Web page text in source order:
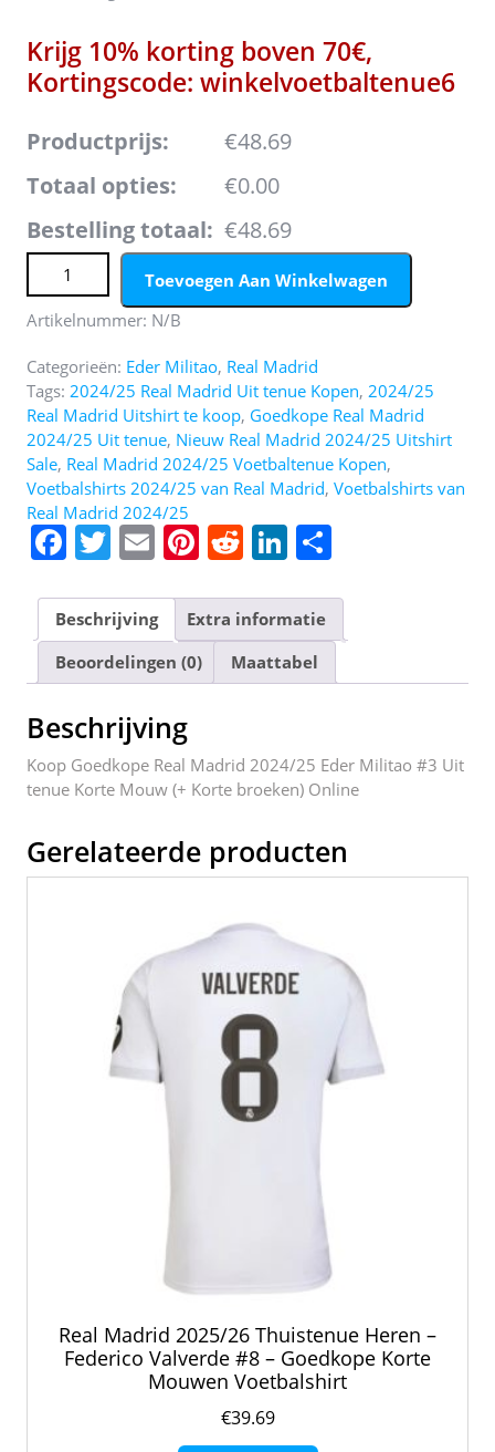
Krijg 10% korting boven 70€,
Kortingscode: winkelvoetbaltenue6
Productprijs:
€48.69
Totaal opties:
€0.00
Bestelling totaal: €48.69
Koop Goedkope Real Madrid 2024/25 Eder Militao #3 Uit
tenue Korte Mouw (+ Korte broeken) Online aantal
Toevoegen Aan Winkelwagen
Artikelnummer: N/B
Categorieën: Eder Militao, Real Madrid
Tags: 2024/25 Real Madrid Uit tenue Kopen, 2024/25
Real Madrid Uitshirt te koop, Goedkope Real Madrid
2024/25 Uit tenue, Nieuw Real Madrid 2024/25 Uitshirt
Sale, Real Madrid 2024/25 Voetbaltenue Kopen,
Voetbalshirts 2024/25 van Real Madrid, Voetbalshirts van
Real Madrid 2024/25
F
c
e
b
o
o
k
T
itt
er
E
ai
l
Pi
er
e
st
R
d
di
t
Li
k
e
dI
e
n
Beschrijving
Extra informatie
Beoordelingen (0)
Maattabel
Beschrijving
Koop Goedkope Real Madrid 2024/25 Eder Militao #3 Uit
tenue Korte Mouw (+ Korte broeken) Online
Gerelateerde producten
Real Madrid 2025/26 Thuistenue Heren –
Federico Valverde #8 – Goedkope Korte
Mouwen Voetbalshirt
€39.69